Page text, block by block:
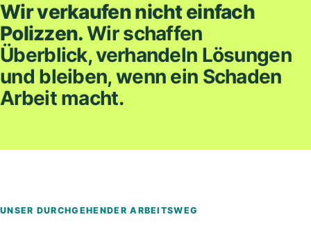
Wir verkaufen nicht einfach
Polizzen.Wir schaffen
Überblick, verhandeln Lösungen
und bleiben, wenn ein Schaden
Arbeit macht.
UNSER DURCHGEHENDER ARBEITSWEG